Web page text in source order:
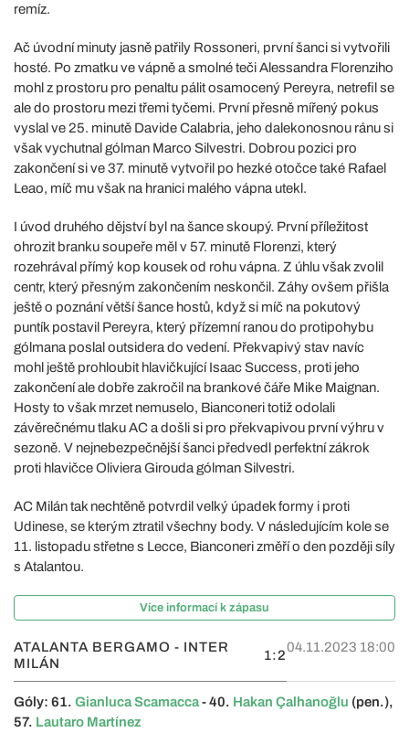
remíz.
Ač úvodní minuty jasně patřily Rossoneri, první šanci si vytvořili
hosté. Po zmatku ve vápně a smolné teči Alessandra Florenziho
mohl z prostoru pro penaltu pálit osamocený Pereyra, netrefil se
ale do prostoru mezi třemi tyčemi. První přesně mířený pokus
vyslal ve 25. minutě Davide Calabria, jeho dalekonosnou ránu si
však vychutnal gólman Marco Silvestri. Dobrou pozici pro
zakončení si ve 37. minutě vytvořil po hezké otočce také Rafael
Leao, míč mu však na hranici malého vápna utekl.
I úvod druhého dějství byl na šance skoupý. První příležitost
ohrozit branku soupeře měl v 57. minutě Florenzi, který
rozehrával přímý kop kousek od rohu vápna. Z úhlu však zvolil
centr, který přesným zakončením neskončil. Záhy ovšem přišla
ještě o poznání větší šance hostů, když si míč na pokutový
puntík postavil Pereyra, který přízemní ranou do protipohybu
gólmana poslal outsidera do vedení. Překvapivý stav navíc
mohl ještě prohloubit hlavičkující Isaac Success, proti jeho
zakončení ale dobře zakročil na brankové čáře Mike Maignan.
Hosty to však mrzet nemuselo, Bianconeri totiž odolali
závěrečnému tlaku AC a došli si pro překvapivou první výhru v
sezoně. V nejnebezpečnější šanci předvedl perfektní zákrok
proti hlavičce Oliviera Girouda gólman Silvestri.
AC Milán tak nechtěně potvrdil velký úpadek formy i proti
Udinese, se kterým ztratil všechny body. V následujícím kole se
11. listopadu střetne s Lecce, Bianconeri změří o den později síly
s Atalantou.
Více informací k zápasu
ATALANTA BERGAMO - INTER
MILÁN
1:2
04.11.2023 18:00
Góly: 61. Gianluca Scamacca- 40. Hakan Çalhanoğlu (pen.),
57. Lautaro Martínez